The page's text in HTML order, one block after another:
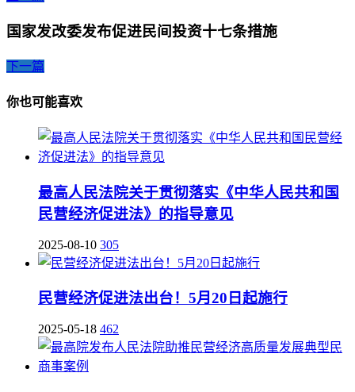
国家发改委发布促进民间投资十七条措施
下一篇
你也可能喜欢
最高人民法院关于贯彻落实《中华人民共和国
民营经济促进法》的指导意见
2025-08-10 305
民营经济促进法出台！5月20日起施行
2025-05-18 462